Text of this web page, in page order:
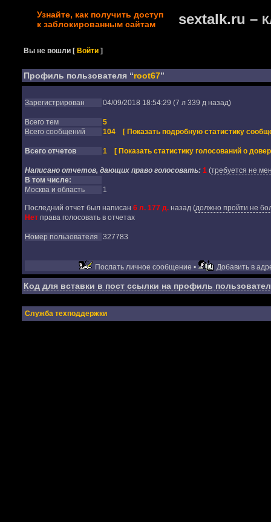
Узнайте, как получить доступ
к заблокированным сайтам
sextalk.ru –
Вы не вошли [Войти ]
Профиль пользователя “root67”
Зарегистрирован 04/09/2018 18:54:29 (7 л 339 д назад)
Всего тем
5
Всего сообщений
104 [ Показать подробную статистику
Всего отчетов 1 [ Показать статистику голосований о
Написано отчетов, дающих право голосовать: 1(требуется не
В том числе:
Москва и область
1
Последний отчет был написан 6 л. 177 д.назад(должно пройти не
Нетправа голосовать в отчетах
Номер пользователя 327783
Послать личное сообщение • Добавить в
Код для вставки в пост ссылки на профиль
Служба техподдержки